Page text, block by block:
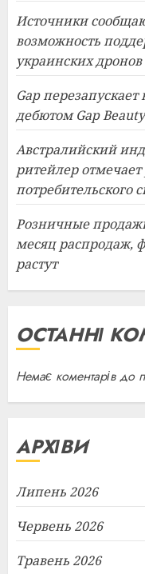
Источники
возможность
украинских дронов
Gap
дебютом Gap Beauty
Австралийский
ритейлер
потребительского
Розничные
месяц распродаж,
растут
ОСТАННІ
Немає коментарів до
АРХІВИ
Липень 2026
Червень 2026
Травень 2026